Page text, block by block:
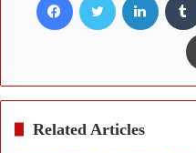
Related Articles